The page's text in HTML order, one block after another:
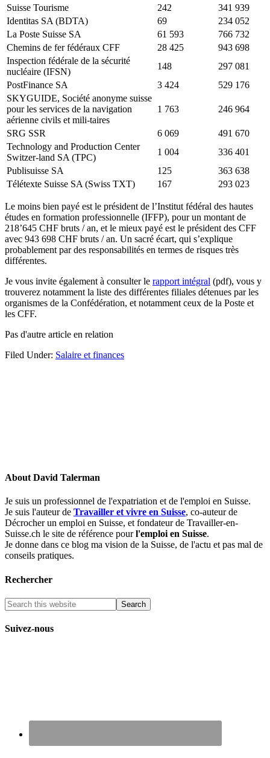
Suisse Tourisme
242
341 939
Identitas SA (BDTA)
69
234 052
La Poste Suisse SA
61 593
766 732
Chemins de fer fédéraux CFF
28 425
943 698
Inspection fédérale de la sécurité
nucléaire (IFSN)
148
297 081
PostFinance SA
3 424
529 176
SKYGUIDE, Société anonyme suisse
pour les services de la navigation
aérienne civils et mili-taires
1 763 246 964
SRG SSR 6 069
491 670
Technology and Production Center
Switzer-land SA (TPC)
1 004
336 401
Publisuisse SA
125
363 638
Télétexte Suisse SA (Swiss TXT)
167 293 023
Le moins bien payé est le président de l’Institut fédéral des hautes
études en formation professionnelle (IFFP), pour un montant de
218’645 CHF bruts / an, et le mieux payé est le président des CFF
avec 943 698 CHF bruts / an. Un sacré écart, qui s’explique
probablement par des responsabilités en termes de risques très
différentes.
Je vous invite également à consulter le rapport intégral (pdf), vous y
trouverez notamment la liste des différentes filiales détenues par les
organismes de la Confédération, et notamment ceux de la Poste et
les CFF.
Pas d'autre article en relation
Filed Under: Salaire et finances
About David Talerman
Je suis un professionnel de l'expatriation et de l'emploi en Suisse.
Je suis l'auteur de Travailler et vivre en Suisse, co-auteur de
Décrocher un emploi en Suisse, et fondateur de Travailler-en-
Suisse.ch le site de référence pourl'emploi en Suisse.
Je donne dans ce blog ma vision de la Suisse, de l'actu et pas mal de
conseils pratiques.
Rechercher
Suivez-nous